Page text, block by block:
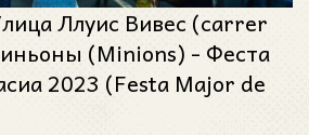
Ллуис Вивес (carrer
(Minions) - Феста
2023 (Festa Major de